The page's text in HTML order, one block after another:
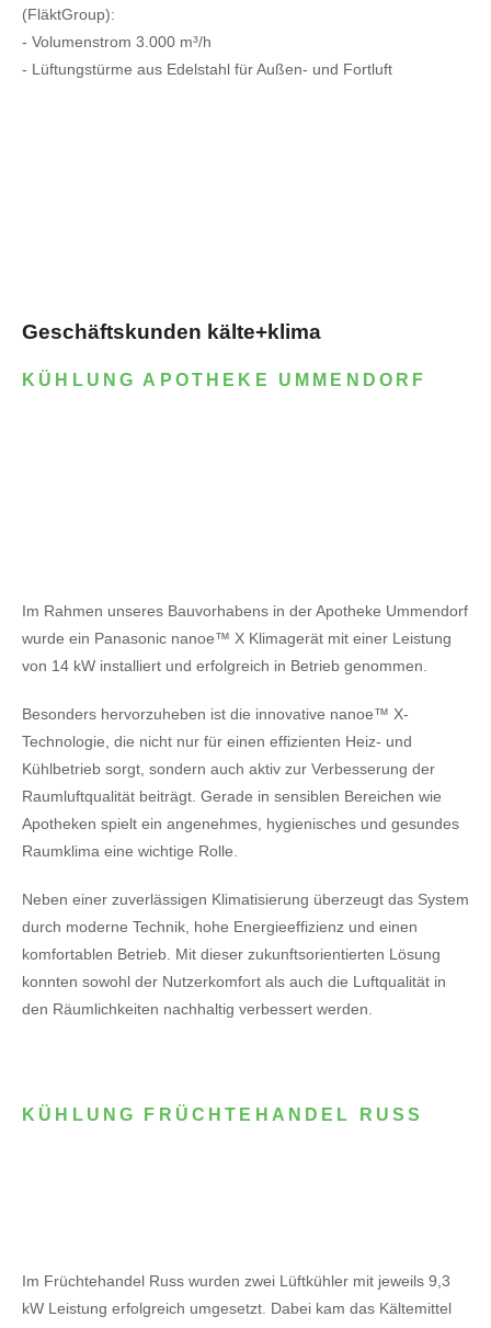
(FläktGroup):
- Volumenstrom 3.000 m³/h
- Lüftungstürme aus Edelstahl für Außen- und Fortluft
Geschäftskunden kälte+klima
KÜHLUNG APOTHEKE UMMENDORF
Im Rahmen unseres Bauvorhabens in der Apotheke Ummendorf
wurde ein Panasonic nanoe™ X Klimagerät mit einer Leistung
von 14 kW installiert und erfolgreich in Betrieb genommen.
Besonders hervorzuheben ist die innovative nanoe™ X-
Technologie, die nicht nur für einen effizienten Heiz- und
Kühlbetrieb sorgt, sondern auch aktiv zur Verbesserung der
Raumluftqualität beiträgt. Gerade in sensiblen Bereichen wie
Apotheken spielt ein angenehmes, hygienisches und gesundes
Raumklima eine wichtige Rolle.
Neben einer zuverlässigen Klimatisierung überzeugt das System
durch moderne Technik, hohe Energieeffizienz und einen
komfortablen Betrieb. Mit dieser zukunftsorientierten Lösung
konnten sowohl der Nutzerkomfort als auch die Luftqualität in
den Räumlichkeiten nachhaltig verbessert werden.
KÜHLUNG FRÜCHTEHANDEL RUSS
Im Früchtehandel Russ wurden zwei Lüftkühler mit jeweils 9,3
kW Leistung erfolgreich umgesetzt. Dabei kam das Kältemittel